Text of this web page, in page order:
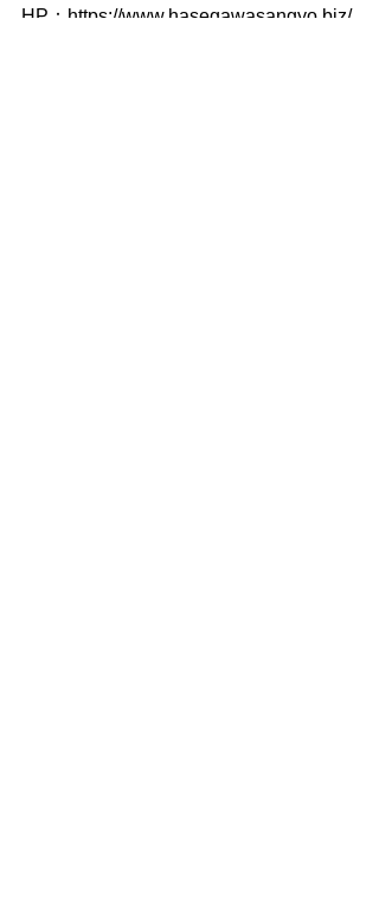
HP：https://www.hasegawasangyo.biz/